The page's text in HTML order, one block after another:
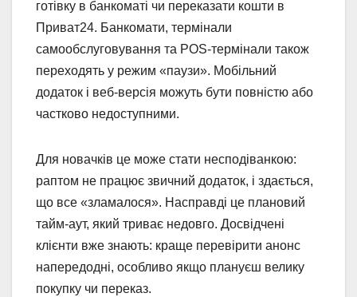
готівку в банкоматі чи переказати кошти в
Приват24. Банкомати, термінали
самообслуговування та POS-термінали також
переходять у режим «паузи». Мобільний
додаток і веб-версія можуть бути повністю або
частково недоступними.
Для новачків це може стати несподіванкою:
раптом не працює звичний додаток, і здається,
що все «зламалося». Насправді це плановий
тайм-аут, який триває недовго. Досвідчені
клієнти вже знають: краще перевірити анонс
напередодні, особливо якщо плануєш велику
покупку чи переказ.